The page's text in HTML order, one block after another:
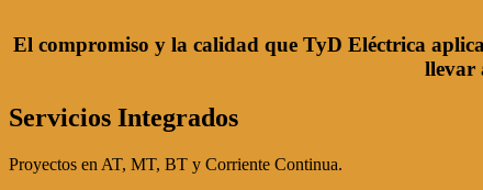
El compromiso y la calidad que TyD Eléctrica
llevar
Servicios Integrados
Proyectos en AT, MT, BT y Corriente Continua.